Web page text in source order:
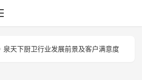
泉天下厨卫行业发展前景及客户满意度